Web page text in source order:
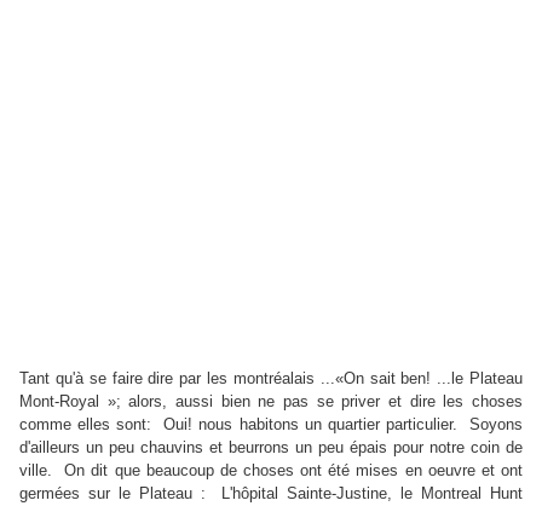
Tant qu'à se faire dire par les montréalais ...«On sait ben! ...le Plateau
Mont-Royal »; alors, aussi bien ne pas se priver et dire les choses
comme elles sont: Oui! nous habitons un quartier particulier. Soyons
d'ailleurs un peu chauvins et beurrons un peu épais pour notre coin de
ville. On dit que beaucoup de choses ont été mises en oeuvre et ont
germées sur le Plateau : L'hôpital Sainte-Justine, le Montreal Hunt